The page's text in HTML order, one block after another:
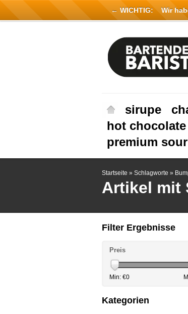
sirupe
hot chocolate
premium sour
Startseite » Schlagworte »
Artikel mit
Filter Ergebnisse
Preis
Min: €0
Kategorien
← WICHTIG:Wir